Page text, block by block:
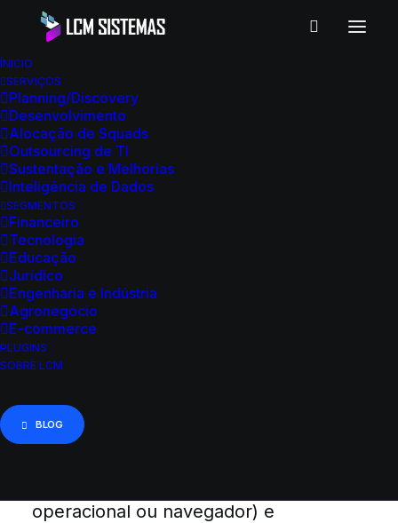
ÍNICIO
SERVIÇOS
Planning/Discovery
Desenvolvimento
Alocação de Squads
Outsourcing de TI
Sustentação e Melhorias
Inteligência de Dados
SEGMENTOS
Financeiro
Tecnologia
Educação
Jurídico
Engenharia e Indústria
Agronegócio
E-commerce
PLUGINS
SOBRE LCM
BLOG
POLÍTICA DE
PRIVACIDADE
Dados privados que recebemos
e coletamos
A LCM Sistemas também coleta e
recebe automaticamente certas
informações de seu computador ou
dispositivo móvel, incluindo as
site, as plataformas e os aplicativos, o
tipo de hardware e software que você
operacional ou navegador) e